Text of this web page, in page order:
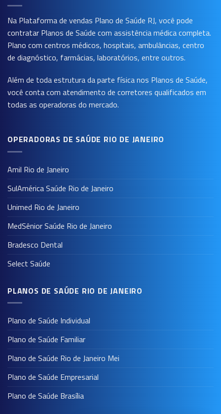
Na Plataforma de vendas Plano de Saúde RJ, você pode
contratar Planos de Saúde com assistência médica completa.
Plano com centros médicos, hospitais, ambulâncias, centro
de diagnóstico, farmácias, laboratórios, entre outros.
Além de toda estrutura da parte física nos Planos de Saúde,
você conta com atendimento de corretores qualificados em
todas as operadoras do mercado.
OPERADORAS DE SAÚDE RIO DE JANEIRO
Amil Rio de Janeiro
SulAmérica Saúde Rio de Janeiro
Unimed Rio de Janeiro
MedSênior Saúde Rio de Janeiro
Bradesco Dental
Select Saúde
PLANOS DE SAÚDE RIO DE JANEIRO
Plano de Saúde Individual
Plano de Saúde Familiar
Plano de Saúde Rio de Janeiro Mei
Plano de Saúde Empresarial
Plano de Saúde Brasília